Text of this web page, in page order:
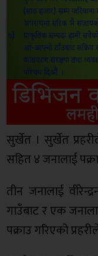
सुर्खेत । सुर्खेत
सहित ४ जनालाई
तीन जनालाई
गाउँबाट र एक
पक्राउ गरिएको